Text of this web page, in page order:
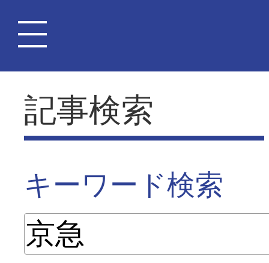
記事検索
キーワード検索